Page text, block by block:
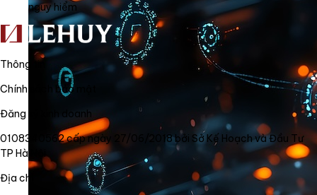
nguy hiểm
Thông tin
Chính sách bảo mật
Đăng ký kinh doanh
0108340562 cấp ngày 27/06/2018 bởi Sở Kế Hoạch và Đầu Tư
TP Hà Nội
Địa chỉ